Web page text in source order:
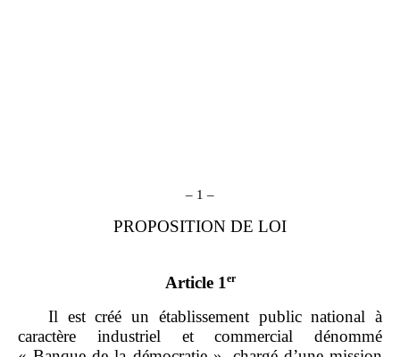
– 1 –
PROPOSITION DE LOI
Article 1er
Il est créé un établissement public national à
caractère industriel et commercial dénommé